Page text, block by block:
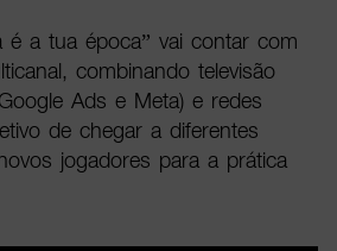
é a tua época” vai contar com
combinando televisão
Ads e Meta) e redes
de chegar a diferentes
jogadores para a prática